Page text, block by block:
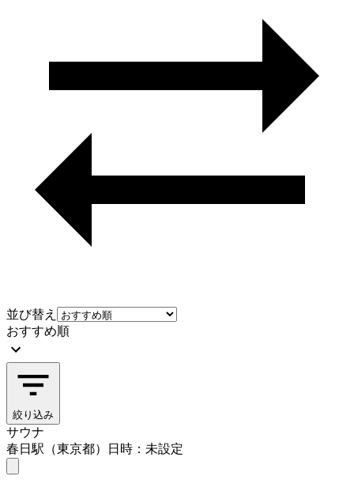
並び替え
おすすめ順
絞り込み
サウナ
春日駅（東京都）
日時：未設定